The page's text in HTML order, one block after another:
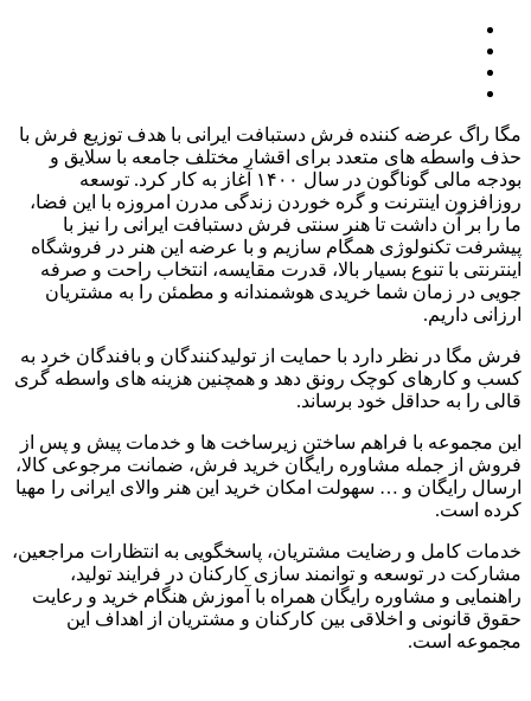
مگا راگ عرضه کننده فرش دستبافت ایرانی با هدف توزیع فرش با
حذف واسطه های متعدد برای اقشار مختلف جامعه با سلایق و
بودجه مالی گوناگون در سال
آغاز به کار کرد. توسعه
روزافزون اینترنت و گره خوردن زندگی مدرن امروزه با این فضا،
ما را بر آن داشت تا هنر سنتی فرش دستبافت ایرانی را نیز با
پیشرفت تکنولوژی همگام سازیم و با عرضه این هنر در فروشگاه
اینترنتی با تنوع بسیار بالا، قدرت مقایسه، انتخاب راحت و صرفه
جویی در زمان شما خریدی هوشمندانه و مطمئن را به مشتریان
ارزانی داریم.
فرش مگا در نظر دارد با حمایت از تولیدکنندگان و بافندگان خرد به
کسب و کارهای کوچک رونق دهد و همچنین هزینه های واسطه گری
قالی را به حداقل خود برساند.
این مجموعه با فراهم ساختن زیرساخت ها و خدمات پیش و پس از
فروش از جمله مشاوره رایگان خرید فرش، ضمانت مرجوعی کالا،
ارسال رایگان و … سهولت امکان خرید این هنر والای ایرانی را مهیا
کرده است.
خدمات کامل و رضایت مشتریان، پاسخگویی به انتظارات مراجعین،
مشارکت در توسعه و توانمند سازی کارکنان در فرایند تولید،
راهنمایی و مشاوره رایگان همراه با آموزش هنگام خرید و رعایت
حقوق قانونی و اخلاقی بین کارکنان و مشتریان از اهداف این
مجموعه است.